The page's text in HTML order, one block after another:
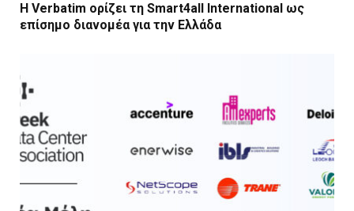
Η Verbatim ορίζει τη Smart4all International ως
επίσημο διανομέα για την Ελλάδα